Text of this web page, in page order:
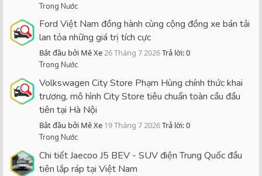
Trong Nước
Ford Việt Nam đồng hành cùng cộng đồng xe bán tải
lan tỏa những giá trị tích cực
Bắt đầu bởi Mê Xe26 Tháng 7 2026Trả lời: 0
Trong Nước
Volkswagen City Store Phạm Hùng chính thức khai
trương, mô hình City Store tiêu chuẩn toàn cầu đầu
tiên tại Hà Nội
Bắt đầu bởi Mê Xe 19 Tháng 7 2026Trả lời: 0
Trong Nước
Chi tiết Jaecoo J5 BEV - SUV điện Trung Quốc đầu
tiên lắp ráp tại Việt Nam